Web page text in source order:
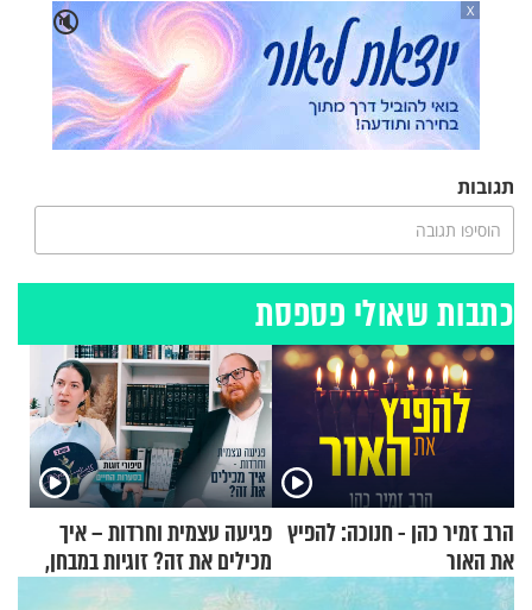
🔇
X
תגובות
הוסיפו תגובה
כתבות שאולי פספסת
הרב זמיר כהן - חנוכה: להפיץ
את האור
פגיעה עצמית וחרדות – איך
מכילים את זה? זוגיות במבחן,
הפעם עם יהודית ואלתר כהן